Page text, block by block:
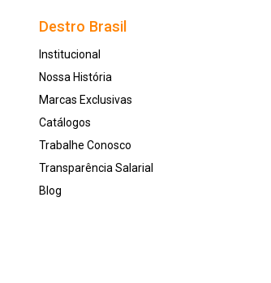
Destro Brasil
Institucional
Nossa História
Marcas Exclusivas
Catálogos
Trabalhe Conosco
Transparência Salarial
Blog